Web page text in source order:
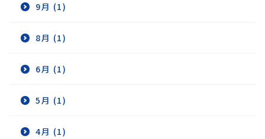
9月 (1)
8月 (1)
6月 (1)
5月 (1)
4月 (1)